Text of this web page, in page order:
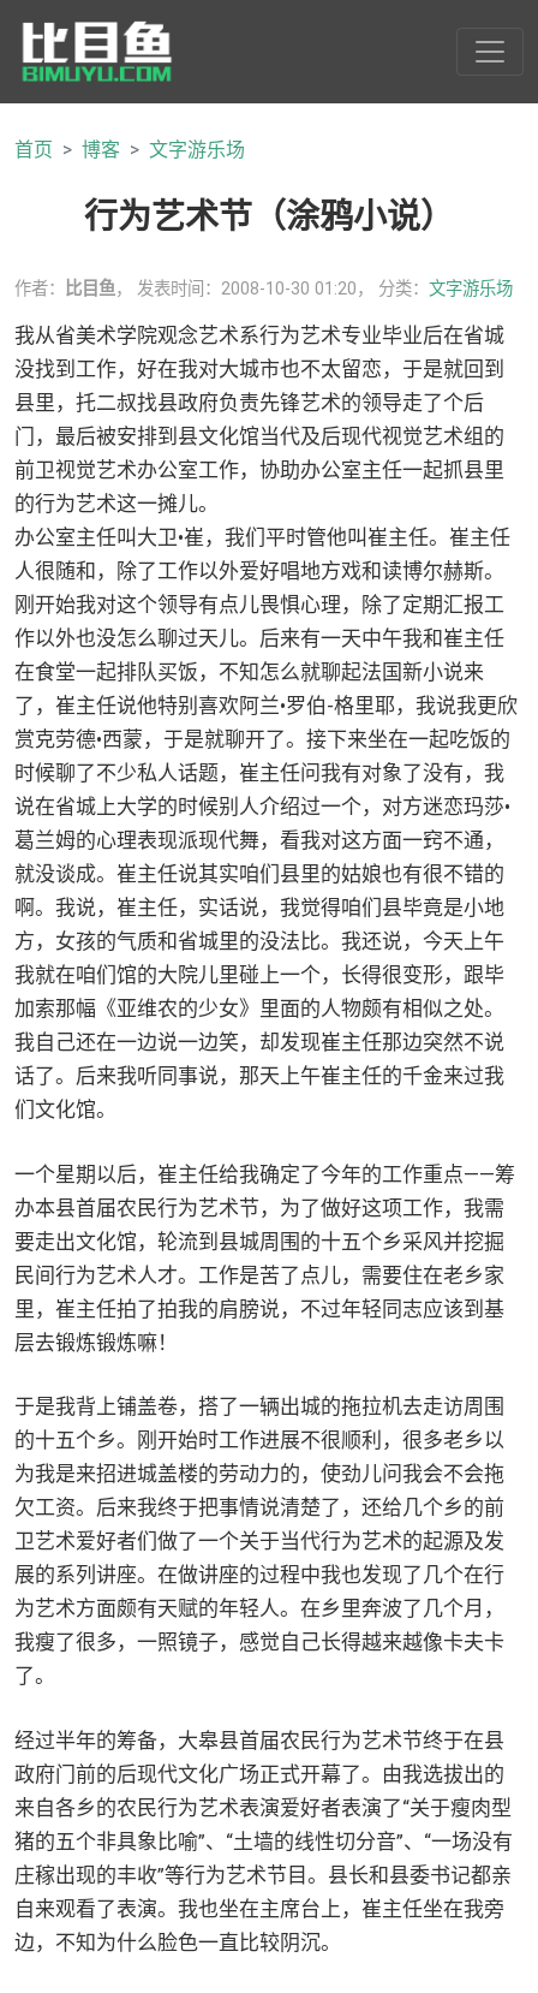
首页 博客 文字游乐场
行为艺术节（涂鸦小说）
作者： 比目鱼， 发表时间：2008-10-30 01:20， 分类： 文字游乐场
我从省美术学院观念艺术系行为艺术专业毕业后在省城
没找到工作，好在我对大城市也不太留恋，于是就回到
县里，托二叔找县政府负责先锋艺术的领导走了个后
门，最后被安排到县文化馆当代及后现代视觉艺术组的
前卫视觉艺术办公室工作，协助办公室主任一起抓县里
的行为艺术这一摊儿。
办公室主任叫大卫•崔，我们平时管他叫崔主任。崔主任
人很随和，除了工作以外爱好唱地方戏和读博尔赫斯。
刚开始我对这个领导有点儿畏惧心理，除了定期汇报工
作以外也没怎么聊过天儿。后来有一天中午我和崔主任
在食堂一起排队买饭，不知怎么就聊起法国新小说来
了，崔主任说他特别喜欢阿兰•罗伯-格里耶，我说我更欣
赏克劳德•西蒙，于是就聊开了。接下来坐在一起吃饭的
时候聊了不少私人话题，崔主任问我有对象了没有，我
说在省城上大学的时候别人介绍过一个，对方迷恋玛莎•
葛兰姆的心理表现派现代舞，看我对这方面一窍不通，
就没谈成。崔主任说其实咱们县里的姑娘也有很不错的
啊。我说，崔主任，实话说，我觉得咱们县毕竟是小地
方，女孩的气质和省城里的没法比。我还说，今天上午
我就在咱们馆的大院儿里碰上一个，长得很变形，跟毕
加索那幅《亚维农的少女》里面的人物颇有相似之处。
我自己还在一边说一边笑，却发现崔主任那边突然不说
话了。后来我听同事说，那天上午崔主任的千金来过我
们文化馆。
一个星期以后，崔主任给我确定了今年的工作重点——筹
办本县首届农民行为艺术节，为了做好这项工作，我需
要走出文化馆，轮流到县城周围的十五个乡采风并挖掘
民间行为艺术人才。工作是苦了点儿，需要住在老乡家
里，崔主任拍了拍我的肩膀说，不过年轻同志应该到基
层去锻炼锻炼嘛！
于是我背上铺盖卷，搭了一辆出城的拖拉机去走访周围
的十五个乡。刚开始时工作进展不很顺利，很多老乡以
为我是来招进城盖楼的劳动力的，使劲儿问我会不会拖
欠工资。后来我终于把事情说清楚了，还给几个乡的前
卫艺术爱好者们做了一个关于当代行为艺术的起源及发
展的系列讲座。在做讲座的过程中我也发现了几个在行
为艺术方面颇有天赋的年轻人。在乡里奔波了几个月，
我瘦了很多，一照镜子，感觉自己长得越来越像卡夫卡
了。
经过半年的筹备，大皋县首届农民行为艺术节终于在县
政府门前的后现代文化广场正式开幕了。由我选拔出的
来自各乡的农民行为艺术表演爱好者表演了“关于瘦肉型
猪的五个非具象比喻”、“土墙的线性切分音”、“一场没有
庄稼出现的丰收”等行为艺术节目。县长和县委书记都亲
自来观看了表演。我也坐在主席台上，崔主任坐在我旁
边，不知为什么脸色一直比较阴沉。